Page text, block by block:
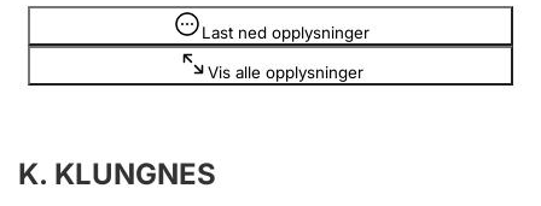
Registrere, endre, slette
Årsregnskap
Last ned opplysninger
Vis alle opplysninger
Opplysninger er skjult
K. KLUNGNES